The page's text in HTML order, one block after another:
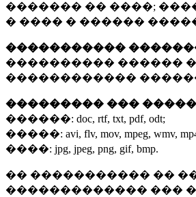
������� �� ����;
� ���� � ������
�����������
���������� ������
������������
��������� ���
������: doc, rtf, txt, pdf, odt;
�����: avi, flv, mov, mpeg, wmv,
����: jpg, jpeg, png, gif, bmp.
�� ����������� ��
������������� ���